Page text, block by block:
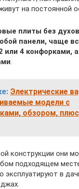
на постоянной
плиты без
панели, чаще
или 4 конфорками,
.
Электрические
модели с
обзором,
конструкции они
подходящем
эксплуатируют в